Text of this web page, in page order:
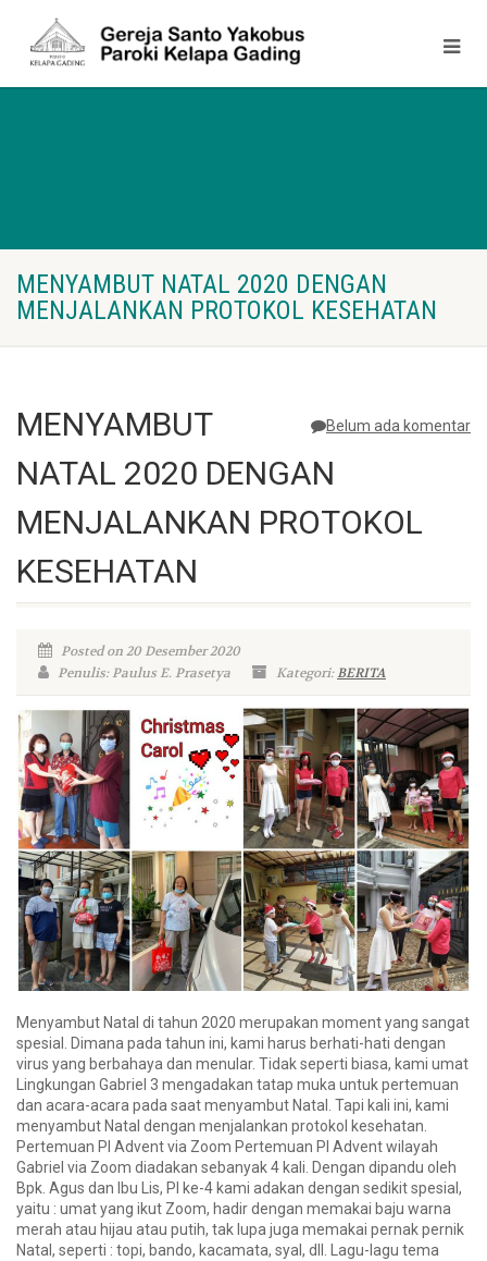
MENYAMBUT NATAL 2020 DENGAN
MENJALANKAN PROTOKOL KESEHATAN
Belum ada komentar
MENYAMBUT
NATAL 2020 DENGAN
MENJALANKAN PROTOKOL
KESEHATAN
Posted on 20 Desember 2020
Penulis: Paulus E. Prasetya
Kategori:BERITA
Menyambut Natal di tahun 2020 merupakan moment yang sangat
spesial. Dimana pada tahun ini, kami harus berhati-hati dengan
virus yang berbahaya dan menular. Tidak seperti biasa, kami umat
Lingkungan Gabriel 3 mengadakan tatap muka untuk pertemuan
dan acara-acara pada saat menyambut Natal. Tapi kali ini, kami
menyambut Natal dengan menjalankan protokol kesehatan.
Pertemuan PI Advent via Zoom Pertemuan PI Advent wilayah
Gabriel via Zoom diadakan sebanyak 4 kali. Dengan dipandu oleh
Bpk. Agus dan Ibu Lis, PI ke-4 kami adakan dengan sedikit spesial,
yaitu : umat yang ikut Zoom, hadir dengan memakai baju warna
merah atau hijau atau putih, tak lupa juga memakai pernak pernik
Natal, seperti : topi, bando, kacamata, syal, dll. Lagu-lagu tema